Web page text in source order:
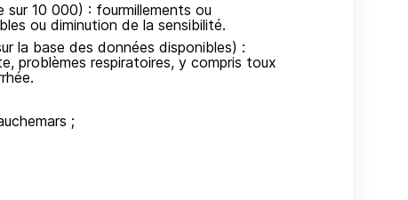
sur 10 000) : fourmillements ou
ou diminution de la sensibilité.
la base des données disponibles) :
problèmes respiratoires, y compris toux
;